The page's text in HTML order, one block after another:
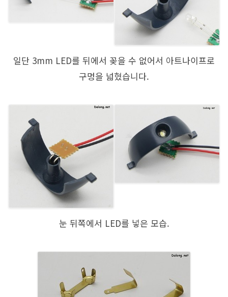
일단 3mm LED를 뒤에서 꽂을 수 없어서 아트나이프로
구멍을 넓혔습니다.
눈 뒤쪽에서 LED를 넣은 모습.